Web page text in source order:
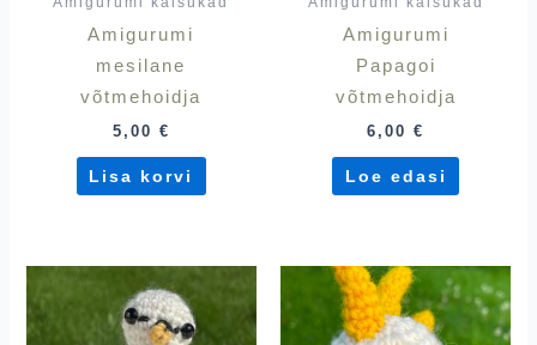
Amigurumi
mesilane
võtmehoidja
5,00 €
Lisa korvi
Amigurumi
Papagoi
võtmehoidja
6,00€
Loe edasi